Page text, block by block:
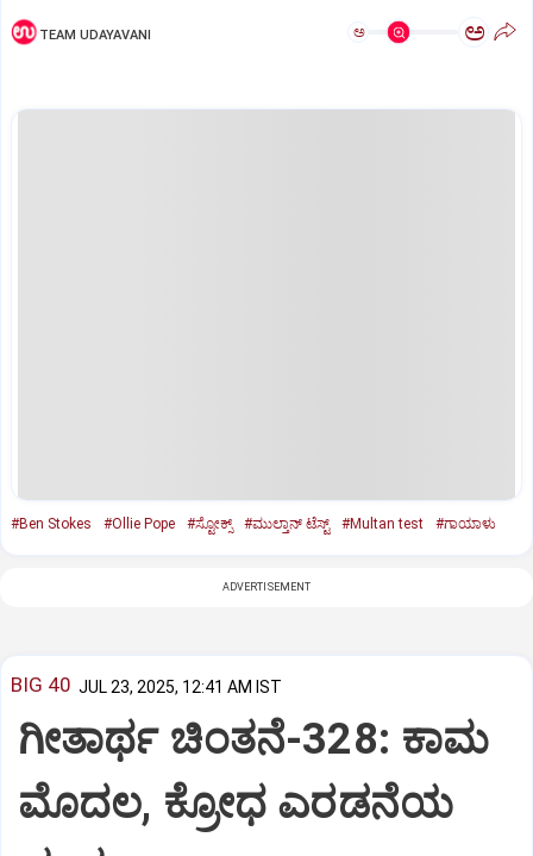
TEAM UDAYAVANI ಅ ಅ
#Ben Stokes #Ollie Pope #ಸ್ಟೋಕ್ಸ್‌ #ಮುಲ್ತಾನ್‌ ಟೆಸ್ಟ್‌ #Multan test #ಗಾಯಾಳು
ADVERTISEMENT
BIG 40 JUL 23, 2025, 12:41 AM IST
ಗೀತಾರ್ಥ ಚಿಂತನೆ-328: ಕಾಮ
ಮೊದಲ, ಕ್ರೋಧ ಎರಡನೆಯ